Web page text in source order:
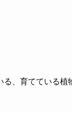
、育てている植